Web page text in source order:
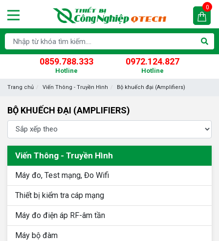
0859.788.333
Hotline
0972.124.827
Hotline
0
Trang chủ Viến Thông - Truyền Hình Bộ khuếch đại (Amplifiers)
BỘ KHUẾCH ĐẠI (AMPLIFIERS)
Viến Thông - Truyền Hình
Máy đo, Test mạng, Đo Wifi
Thiết bị kiểm tra cáp mạng
Máy đo điện áp RF-âm tần
Máy bộ đàm